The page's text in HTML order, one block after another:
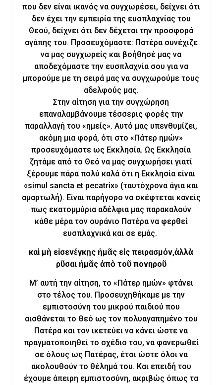
που δεν είναι ικανός να συγχωρέσει, δείχνει ότι
δεν έχει την εμπειρία της ευσπλαχνίας του
Θεού, δείχνει ότι δεν δέχεται την προσφορά
αγάπης του. Προσευχόμαστε: Πατέρα συνέχιζε
να μας συγχωρείς και βοήθησέ μας να
αποδεχόμαστε την ευσπλαχνία σου για να
μπορούμε με τη σειρά μας να συγχωρούμε τους
αδελφούς μας.
Στην αίτηση για την συγχώρηση
επαναλαμβάνουμε τέσσερις φορές την
παραλλαγή του «ημείς». Αυτό μας υπενθυμίζει,
ακόμη μια φορά, ότι στο «Πάτερ ημών»
προσευχόμαστε ως Εκκλησία. Ως Εκκλησία
ζητάμε από το Θεό να μας συγχωρήσει γιατί
ξέρουμε πάρα πολύ καλά ότι η Εκκλησία είναι
«simul sancta et pecatrix» (ταυτόχρονα άγια και
αμαρτωλή). Είναι παρήγορο να σκέφτεται κανείς
πως εκατομμύρια αδέλφια μας παρακαλούν
κάθε μέρα τον ουράνιο Πατέρα να φερθεί
ευσπλαχνικά και σε εμάς.
καὶ μὴ εἰσενέγκῃς ἡμᾶς εἰς πειρασμόν,ἀλλὰ
ρῦσαι ἡμᾶς ἀπὸ τοῦ πονηροῦ
Μ’ αυτή την αίτηση, το «Πάτερ ημών» φτάνει
στο τέλος του. Προσευχηθήκαμε με την
εμπιστοσύνη του μικρού παιδιού που
αισθάνεται το Θεό ως τον πολυαγαπημένο του
Πατέρα και τον ικετεύει να κάνει ώστε να
πραγματοποιηθεί το σχέδιο του, να φανερωθεί
σε όλους ως Πατέρας, έτσι ώστε όλοι να
ακολουθούν το θέλημά του. Και επειδή του
έχουμε άπειρη εμπιστοσύνη, ακριβώς όπως τα